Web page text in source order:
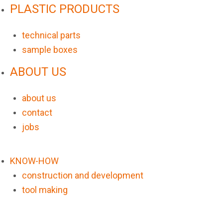
PLASTIC PRODUCTS
technical parts
sample boxes
ABOUT US
about us
contact
jobs
KNOW-HOW
construction and development
tool making